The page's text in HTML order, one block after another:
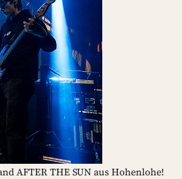
AFTER THE SUN aus Hohenlohe!